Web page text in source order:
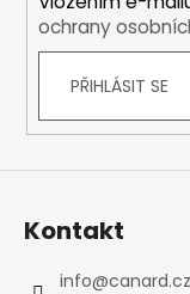
ochrany
PŘIHLÁSIT SE
Kontakt
info@canard.cz